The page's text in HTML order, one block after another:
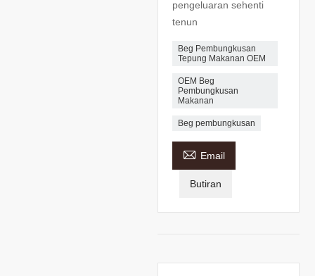
pengeluaran sehenti
tenun
Beg Pembungkusan
Tepung Makanan OEM
OEM Beg
Pembungkusan
Makanan
Beg pembungkusan
 Email
Butiran